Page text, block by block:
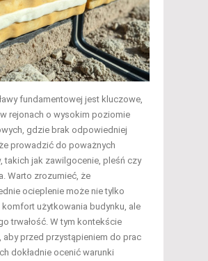
fundamentowej jest kluczowe,
rejonach o wysokim poziomie
gdzie brak odpowiedniej
prowadzić do poważnych
takich jak zawilgocenie, pleśń czy
Warto zrozumieć, że
ocieplenie może nie tylko
komfort użytkowania budynku, ale
trwałość. W tym kontekście
aby przed przystąpieniem do prac
dokładnie ocenić warunki